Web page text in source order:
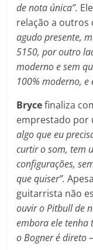
de nota única”.
relação a outros
agudo presente,
5150, por outro
moderno e sem
100% moderno, e
Brycefinaliza
emprestado por
algo que eu
curtir o som, tem
configurações,
que quiser”.
guitarrista não
ouvir o Pitbull de
embora ele tenha
o Bogner é direto